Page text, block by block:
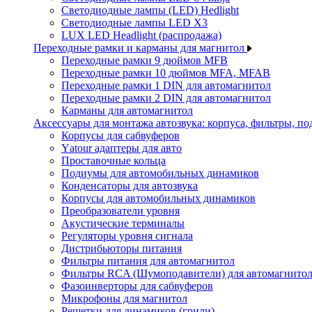
Светодиодные лампы (LED) Hedlight
Светодиодные лампы LED X3
LUX LED Headlight (распродажа)
Переходные рамки и карманы для магнитол
Переходные рамки 9 дюймов MFB
Переходные рамки 10 дюймов MFA, MFAB
Переходные рамки 1 DIN для автомагнитол
Переходные рамки 2 DIN для автомагнитол
Карманы для автомагнитол
Аксессуары для монтажа автозвука: корпуса, фильтры,
Корпусы для сабвуферов
Yаtour адаптеры для авто
Проставочные кольца
Подиумы для автомобильных динамиков
Конденсаторы для автозвука
Корпусы для автомобильных динамиков
Преобразователи уровня
Акустические терминалы
Регуляторы уровня сигнала
Дистрибьюторы питания
Фильтры питания для автомагнитол
Фильтры RCA (Шумоподавители) для автомагнитол
Фазоинверторы для сабвуферов
Микрофоны для магнитол